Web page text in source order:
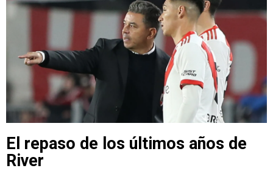
El repaso de los últimos años de
River